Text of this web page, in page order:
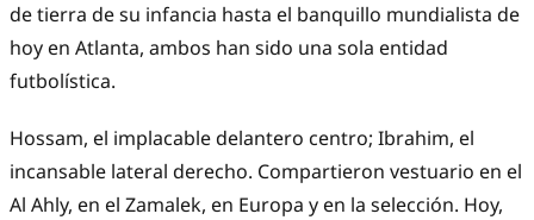
de tierra de su infancia hasta el banquillo mundialista de
hoy en Atlanta, ambos han sido una sola entidad
futbolística.
Hossam, el implacable delantero centro; Ibrahim, el
incansable lateral derecho. Compartieron vestuario en el
Al Ahly, en el Zamalek, en Europa y en la selección. Hoy,